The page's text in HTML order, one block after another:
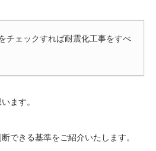
チェックすれば耐震化工事をすべ
ます。
できる基準をご紹介いたします。